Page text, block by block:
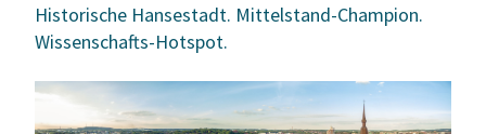
Historische Hansestadt. Mittelstand-Champion.
Wissenschafts-Hotspot.